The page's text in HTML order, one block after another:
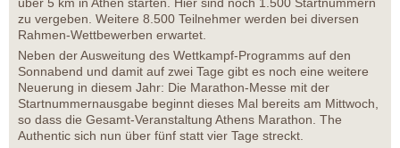
über 5 km in Athen starten. Hier sind noch 1.500 Startnummern
zu vergeben. Weitere 8.500 Teilnehmer werden bei diversen
Rahmen-Wettbewerben erwartet.
Neben der Ausweitung des Wettkampf-Programms auf den
Sonnabend und damit auf zwei Tage gibt es noch eine weitere
Neuerung in diesem Jahr: Die Marathon-Messe mit der
Startnummernausgabe beginnt dieses Mal bereits am Mittwoch,
so dass die Gesamt-Veranstaltung Athens Marathon. The
Authentic sich nun über fünf statt vier Tage streckt.